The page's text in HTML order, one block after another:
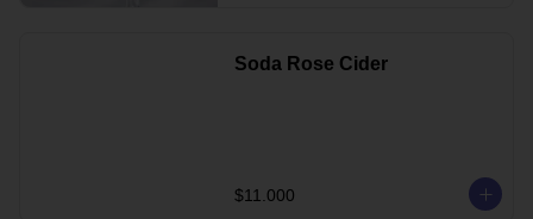
Soda Rose Cider
$11.000